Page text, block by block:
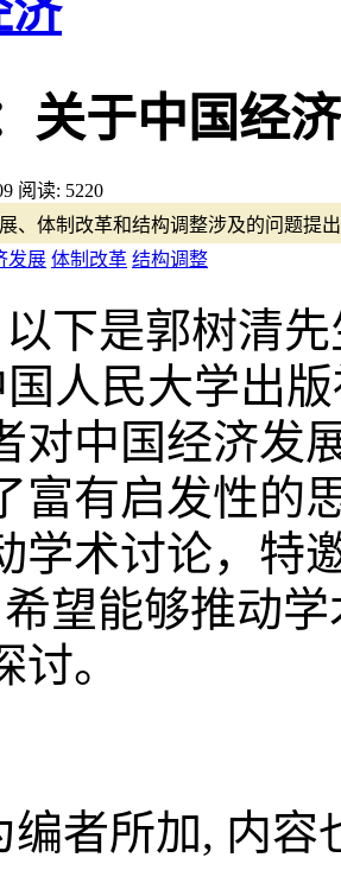
济
关于中国经
阅读: 5220
、体制改革和结构调整涉及的问题提
发展 体制改革 结构调整
下是郭树清
人民大学出
对中国经济发
富有启发性的
学术讨论，特
望能够推动
讨。
编者所加, 内容